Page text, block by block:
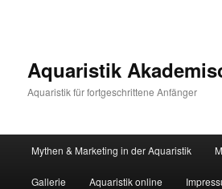
Aquaristik
Aquaristik für fortgeschrittene Anfänger
Mythen & Marketing in der Aquaristik
Gallerie Aquaristik online